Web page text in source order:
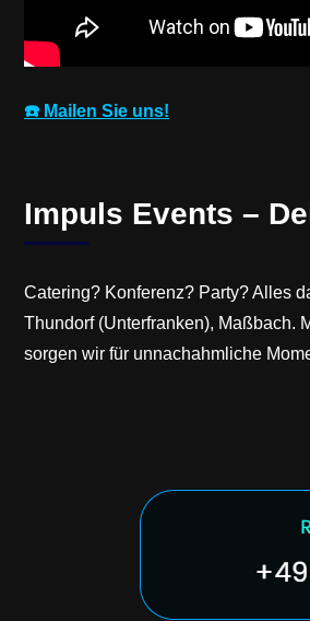
☎️ Mailen Sie uns!
Impuls Events –
Catering? Konferenz? Party? Alles
Thundorf (Unterfranken), Maßbach.
sorgen wir für unnachahmliche